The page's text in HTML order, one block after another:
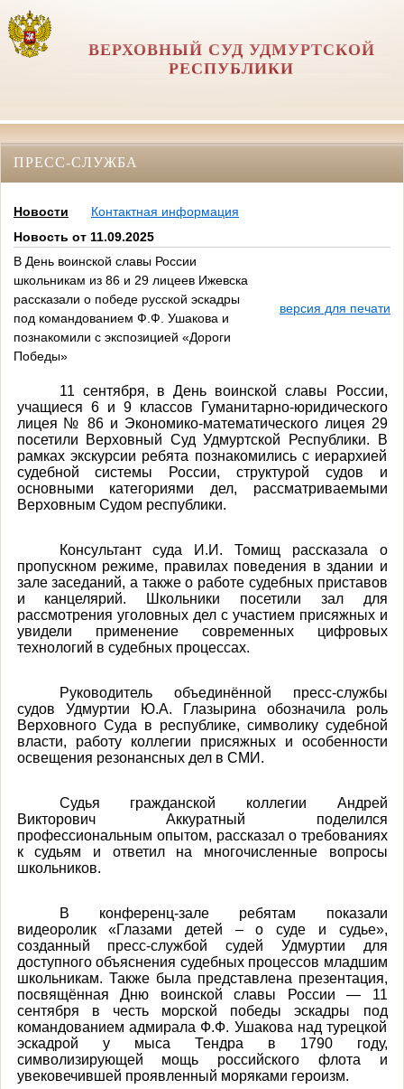
ВЕРХОВНЫЙ СУД УДМУРТСКОЙ
РЕСПУБЛИКИ
ПРЕСС-СЛУЖБА
Новости
Контактная информация
Новость от 11.09.2025
В День воинской славы России
школьникам из 86 и 29 лицеев Ижевска
рассказали о победе русской эскадры
под командованием Ф.Ф. Ушакова и
познакомили с экспозицией «Дороги
Победы»
версия для печати
11 сентября, в День воинской славы России,
учащиеся 6 и 9 классов Гуманитарно-юридического
лицея № 86 и Экономико-математического лицея 29
посетили Верховный Суд Удмуртской Республики. В
рамках экскурсии ребята познакомились с иерархией
судебной системы России, структурой судов и
основными категориями дел, рассматриваемыми
Верховным Судом республики.
Консультант суда И.И. Томищ рассказала о
пропускном режиме, правилах поведения в здании и
зале заседаний, а также о работе судебных приставов
и канцелярий. Школьники посетили зал для
рассмотрения уголовных дел с участием присяжных и
увидели применение современных цифровых
технологий в судебных процессах.
Руководитель объединённой пресс-службы
судов Удмуртии Ю.А. Глазырина обозначила роль
Верховного Суда в республике, символику судебной
власти, работу коллегии присяжных и особенности
освещения резонансных дел в СМИ.
Судья гражданской коллегии Андрей
Викторович Аккуратный поделился
профессиональным опытом, рассказал о требованиях
к судьям и ответил на многочисленные вопросы
школьников.
В конференц-зале ребятам показали
видеоролик «Глазами детей – о суде и судье»,
созданный пресс-службой судей Удмуртии для
доступного объяснения судебных процессов младшим
школьникам. Также была представлена презентация,
посвящённая Дню воинской славы России — 11
сентября в честь морской победы эскадры под
командованием адмирала Ф.Ф. Ушакова над турецкой
эскадрой у мыса Тендра в 1790 году,
символизирующей мощь российского флота и
увековечившей проявленный моряками героизм.